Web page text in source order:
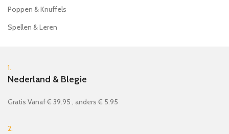
Poppen & Knuffels
Spellen & Leren
1.
Nederland & Blegie
Gratis Vanaf € 39.95 , anders € 5.95
2.